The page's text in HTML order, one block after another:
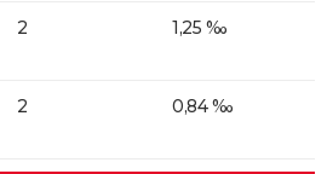
2 1,25 ‰
2 0,84 ‰